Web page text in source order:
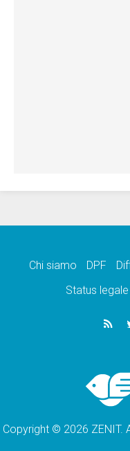
Chi siamo DPF
Status legale
Copyright © 2026 ZENIT.